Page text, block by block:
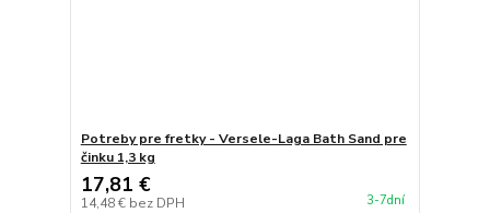
Potreby pre fretky - Versele-Laga Bath Sand pre
činku 1,3 kg
17,81 €
14,48 € bez DPH 3-7dní